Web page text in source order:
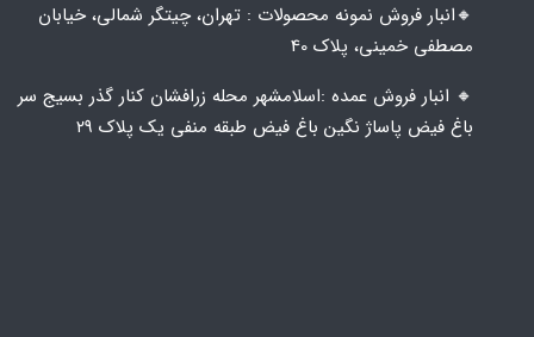
🔸️​​انبار فروش نمونه محصولات : تهران، چیتگر شمالی، خیابان
مصطفی خمینی، پلاک 40
🔸️ انبار فروش عمده :اسلامشهر محله زرافشان کنار گذر بسیج سر
باغ فیض پاساژ نگین باغ فیض طبقه منفی یک پلاک ۲۹